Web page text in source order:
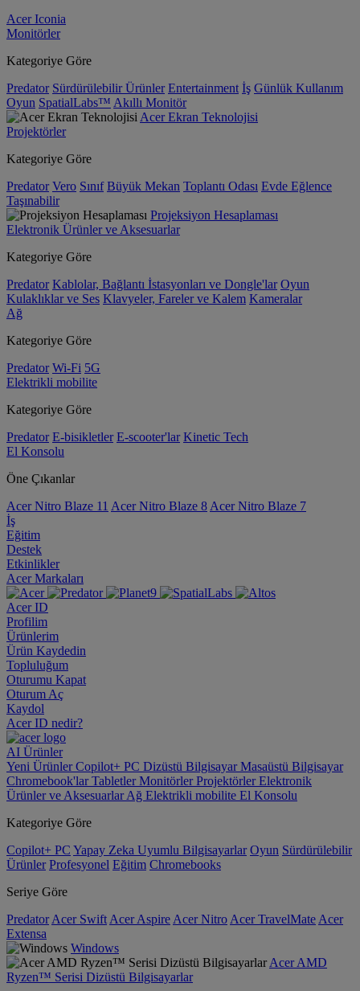
Acer Iconia
Monitörler
Kategoriye Göre
Predator Sürdürülebilir Ürünler Entertainment İş Günlük Kullanım
Oyun SpatialLabs™ Akıllı Monitör
Acer Ekran Teknolojisi
Projektörler
Kategoriye Göre
Predator Vero Sınıf Büyük Mekan Toplantı Odası Evde Eğlence
Taşınabilir
Projeksiyon Hesaplaması
Elektronik Ürünler ve Aksesuarlar
Kategoriye Göre
Predator Kablolar, Bağlantı İstasyonları ve Dongle'lar Oyun
Kulaklıklar ve Ses Klavyeler, Fareler ve Kalem Kameralar
Ağ
Kategoriye Göre
Predator Wi-Fi 5G
Elektrikli mobilite
Kategoriye Göre
Predator E-bisikletler E-scooter'lar Kinetic Tech
El Konsolu
Öne Çıkanlar
Acer Nitro Blaze 11 Acer Nitro Blaze 8 Acer Nitro Blaze 7
İş
Eğitim
Destek
Etkinlikler
Acer Markaları
Acer ID
Profilim
Ürünlerim
Ürün Kaydedin
Topluluğum
Oturumu Kapat
Oturum Aç
Kaydol
Acer ID nedir?
AI Ürünler
Yeni ÜrünlerCopilot+ PC Dizüstü BilgisayarMasaüstü Bilgisayar
Chromebook'larTabletlerMonitörlerProjektörlerElektronik
Ürünler ve AksesuarlarAğ Elektrikli mobilite El Konsolu
Kategoriye Göre
Copilot+ PC Yapay Zeka Uyumlu Bilgisayarlar Oyun Sürdürülebilir
Ürünler Profesyonel Eğitim Chromebooks
Seriye Göre
Predator Acer Swift Acer Aspire Acer Nitro Acer TravelMate Acer
Extensa
Windows
Acer AMD
Ryzen™ Serisi Dizüstü Bilgisayarlar